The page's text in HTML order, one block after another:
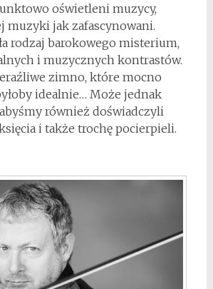
oświetleni muzycy,
muzyki jak zafascynowani.
rodzaj barokowego misterium,
i muzycznych kontrastów.
zimno, które mocno
idealnie… Może jednak
również doświadczyli
i także trochę pocierpieli.